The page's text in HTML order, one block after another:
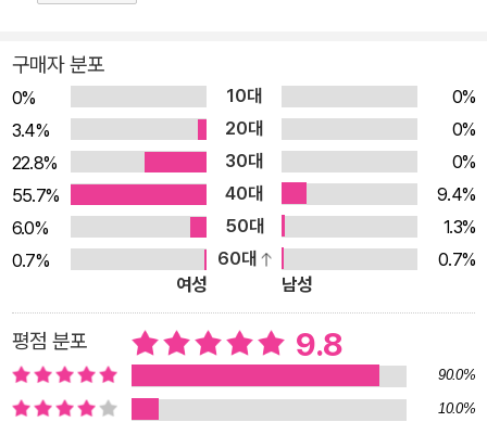
린이 독자들은 제로니모와 함께 모험을 떠나는 동안 어떠한 어려
움도 진정한 친구들과 함께한다면 이겨 낼 수 있다는 것을 느끼게
된다. 또한 모험 속에서 경험하는 진정한 우정과 거짓된 우정에
대해서도 생각하게 된다. 진정한 우정은 서로를 발전시켜 주지만,
거짓으로 포장된 우정은 서로를 어려움에 빠지게 할 수 있다는 것
을. 이번 모험은 우정을 모티브로 이야기를 이끌어 가며 독자들에
게 우정이야말로 어려움에 빠진 우리의 삶을 밝혀 주는 소중하고
귀중한 가치임을, 우정의 힘은 두려움조차 마법처럼 사라지게 한
다는 믿음을 감동적이면서도 진실되게 전달한다. 판타지 세계 너
머로 무한히 뻗어 나가는 상상력! 제로니모와 함께 해 온 판타지
모험은 언제나 특별했지만 이번 모험이 더욱 특별한 건 날개돌이
왕조 동맹의 무수한 용사들이 아닌 어리게만 보이는 알리나 공주
구매자 분포
0% 10대
0%
3.4%
20대
0%
22.8%
30대
0%
55.7%
40대
9.4%
6.0%
50대
1.3%
0.7%
60대
0.7%
여성
남성
평점 분포 9.8
90.0%
10.0%